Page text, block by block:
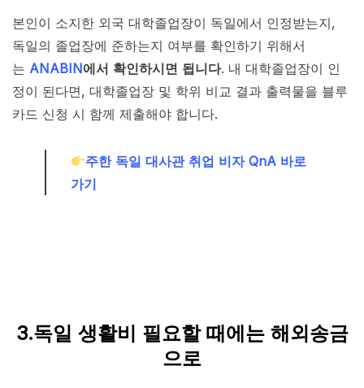
본인이 소지한 외국 대학졸업장이 독일에서 인정받는지,
독일의 졸업장에 준하는지 여부를 확인하기 위해서
는 ANABIN에서 확인하시면 됩니다. 내 대학졸업장이 인
정이 된다면, 대학졸업장 및 학위 비교 결과 출력물을 블루
카드 신청 시 함께 제출해야 합니다.
주한 독일 대사관 취업 비자 QnA 바로
가기
3.독일 생활비 필요할 때에는 해외송금
으로